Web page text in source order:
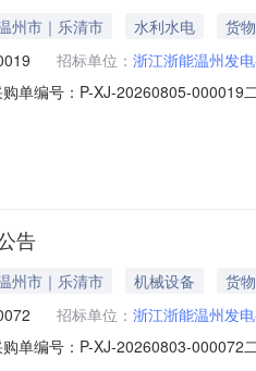
州市｜乐清市 水利水电
货物
招标单位： 浙江浙能温州发
单编号：P-XJ-20260805-
求单位行项目备注1金属软管
告
州市｜乐清市 机械设备
货物
招标单位： 浙江浙能温州发
单编号：P-XJ-20260803-